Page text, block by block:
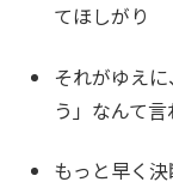
てほしがり
それがゆえ
う」なんて
もっと早く